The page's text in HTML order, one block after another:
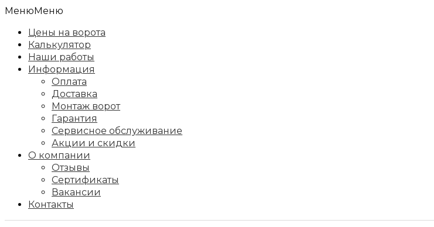
МенюМеню
Цены на ворота
Калькулятор
Наши работы
Информация
Оплата
Доставка
Монтаж ворот
Гарантия
Сервисное обслуживание
Акции и скидки
О компании
Отзывы
Сертификаты
Вакансии
Контакты